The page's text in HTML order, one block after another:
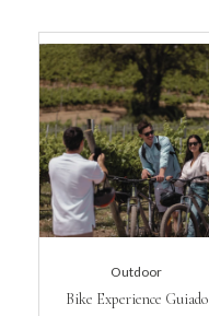
Outdoor
Bike Experience Guiado